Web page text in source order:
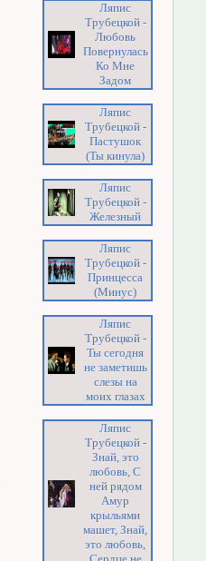
Ляпис
Трубецкой -
Любовь
Повернулась
Ко Мне
Задом
Ляпис
Трубецкой -
Пастушок
(Ты кинула)
Ляпис
Трубецкой -
Железный
Ляпис
Трубецкой -
Принцесса
(Минус)
Ляпис
Трубецкой -
Ты сегодня
не заметишь
слезы на
моих глазах
Ляпис
Трубецкой -
Знай, это
любовь, С
ней рядом
Амур
крыльями
машет, Знай,
это любовь,